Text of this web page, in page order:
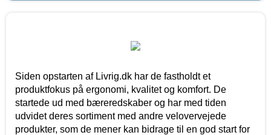
Siden opstarten af Livrig.dk har de fastholdt et
produktfokus på ergonomi, kvalitet og komfort. De
startede ud med bæreredskaber og har med tiden
udvidet deres sortiment med andre velovervejede
produkter, som de mener kan bidrage til en god start for